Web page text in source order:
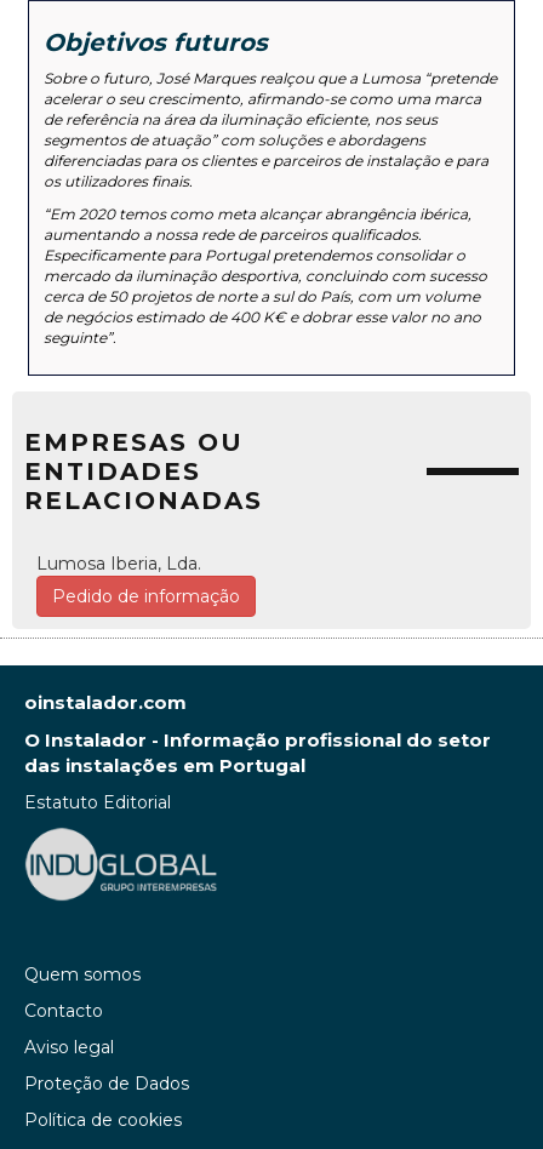
Objetivos futuros
Sobre o futuro, José Marques realçou que a Lumosa “pretende
acelerar o seu crescimento, afirmando-se como uma marca
de referência na área da iluminação eficiente, nos seus
segmentos de atuação” com soluções e abordagens
diferenciadas para os clientes e parceiros de instalação e para
os utilizadores finais.
“Em 2020 temos como meta alcançar abrangência ibérica,
aumentando a nossa rede de parceiros qualificados.
Especificamente para Portugal pretendemos consolidar o
mercado da iluminação desportiva, concluindo com sucesso
cerca de 50 projetos de norte a sul do País, com um volume
de negócios estimado de 400 K€ e dobrar esse valor no ano
seguinte”.
EMPRESAS OU
ENTIDADES
RELACIONADAS
Lumosa Iberia, Lda.
Pedido de informação
oinstalador.com
O Instalador - Informação profissional do setor
das instalações em Portugal
Estatuto Editorial
Quem somos
Contacto
Aviso legal
Proteção de Dados
Política de cookies